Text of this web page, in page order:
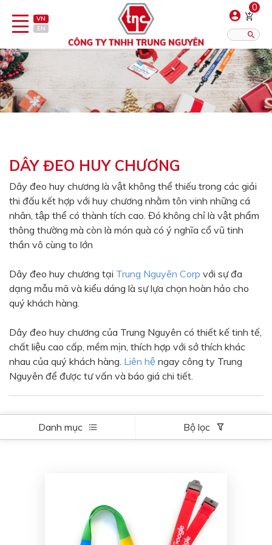
VN
EN
0
Danh sách sản phẩm
Bật lửa
Đồ sứ quà tặng
Bình/ca giữ nhiệt
Dây đeo & Phụ kiện
Dịch vụ in gia công
Màu sắc
Đỏ
Cam
Vàng
Hồng
Tím
Xanh lục
Vàng kem
Cam - Bạc
Đỏ - Bạc
Bạc - Xanh dương
Bạc - Xanh lá
DÂY ĐEO HUY CHƯƠNG
Dây đeo huy chương là vật không thể thiếu trong các giải
thi đấu kết hợp với huy chương nhằm tôn vinh những cá
nhân, tập thể có thành tích cao. Đó không chỉ là vật phẩm
thông thường mà còn là món quà có ý nghĩa cổ vũ tinh
thần vô cùng to lớn
Dây đeo huy chương tại Trung Nguyên Corp với sự đa
dạng mẫu mã và kiểu dáng là sự lựa chọn hoàn hảo cho
quý khách hàng.
Dây đeo huy chương của Trung Nguyên có thiết kế tinh tế,
chất liệu cao cấp, mềm mịn, thích hợp với sở thích khác
nhau của quý khách hàng. Liên hệ ngay công ty Trung
Nguyên để được tư vấn và báo giá chi tiết.
Danh mục Bộ lọc